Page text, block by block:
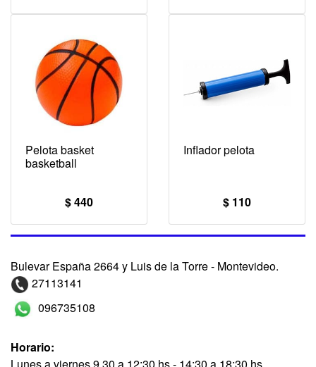
Pelota basket
basketball
$ 440
Inflador pelota
$ 110
Bulevar España 2664 y Luis de la Torre - Montevideo.
27113141
096735108
Horario: